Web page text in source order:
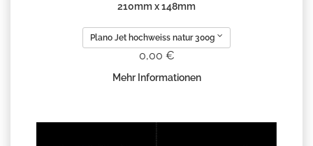
210mm x 148mm
Plano Jet hochweiss natur 300g
0,00 €
Mehr Informationen